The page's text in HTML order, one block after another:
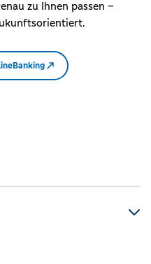
zu Ihnen passen –